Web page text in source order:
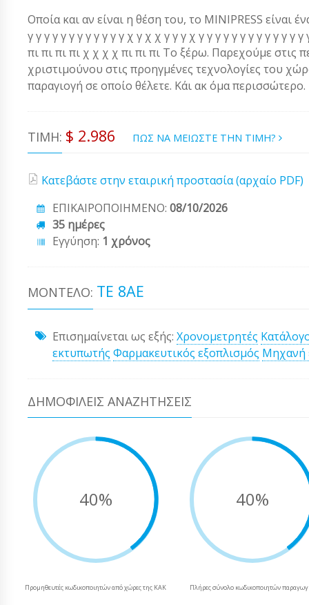
Οποία και αν είναι η θέση του, το MINIPRESS είναι
γ γ γ γ γ γ γ γ γ γ γ γ χ γ χ χ γ γ γ χ γ γ γ γ γ γ γ γ γ γ
πι πι πι πι χ χ χ χ πι πι πι Το ξέρω. Παρεχούμε στις
χριστιμούνου στις προηγμένες τεχνολογίες του
παραγιογή σε οποίο θέλετε. Κάι ακ όμα περισσώτερο.
ΤΙΜΉ: $ 2.986 ΠΩΣ ΝΑ ΜΕΙΩΣΤΕ ΤΗΝ ΤΙΜΗ?
Κατεβάστε στην εταιρική προστασία (αρχαίο PDF)
ΕΠΙΚΑΙΡΟΠΟΙΗΜΕΝΟ: 08/10/2026
35 ημέρες
Εγγύηση: 1 χρόνος
ΜΟΝΤΈΛΟ: ΤΕ 8ΑE
Επισημαίνεται ως εξής: Χρονομετρητές
εκτυπωτής Φαρμακευτικός εξοπλισμός Μηχανή
ΔΗΜΟΦΙΛΕΊΣ ΑΝΑΖΗΤΉΣΕΙΣ
40%
Προμηθευτές κωδικοποιητών από χώρες της ΚΑΚ
40%
Πλήρες σύνολο κωδικοποιητών